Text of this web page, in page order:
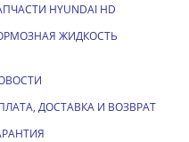
HYUNDAI HD
ЖИДКОСТЬ
ДОСТАВКА И ВОЗВРАТ